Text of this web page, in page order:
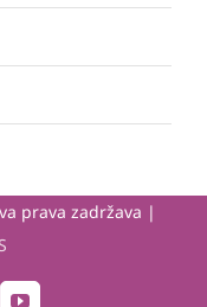
prava zadržava |